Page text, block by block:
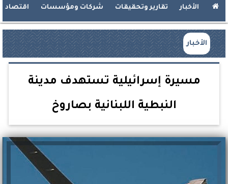
الأخبار تقارير وتحقيقات شركات ومؤسسات اقتصاد
الأخبار
مسيرة إسرائيلية تستهدف مدينة
النبطية اللبنانية بصاروخ